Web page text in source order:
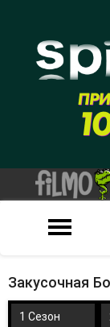
Закусочная
1 Сезон